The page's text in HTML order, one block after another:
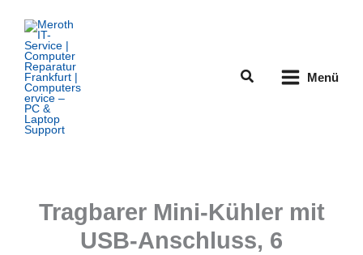
Inhalt
springen
Suchen Menü
Tragbarer Mini-Kühler mit
USB-Anschluss, 6